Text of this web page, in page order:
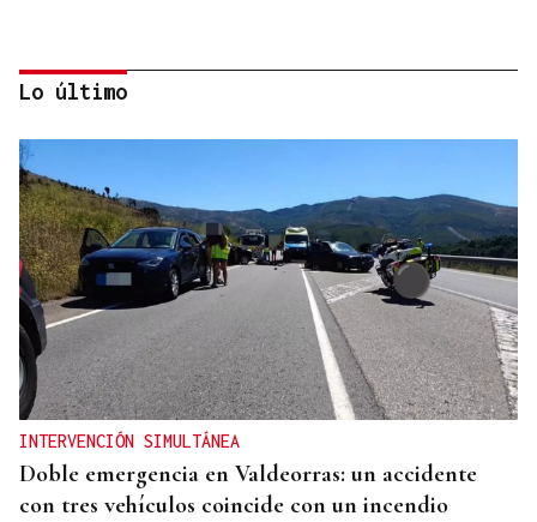
Las principales energéticas españolas arrancan
2026 con más beneficios y avanzan una nueva
ofensiva inversora
Lo último
INTERVENCIÓN SIMULTÁNEA
Doble emergencia en Valdeorras: un accidente
con tres vehículos coincide con un incendio